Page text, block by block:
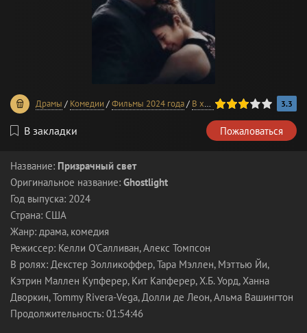
Драмы / Комедии /Фильмы 2024 года/ В хорошем качестве
60 1 2 3 4 5 3.3
В закладки Пожаловаться
Название: Призрачный свет
Оригинальное название: Ghostlight
Год выпуска: 2024
Страна: США
Жанр: драма, комедия
Режиссер: Келли О'Салливан, Алекс Томпсон
В ролях: Декстер Золликоффер, Тара Мэллен, Мэттью Йи,
Кэтрин Маллен Купферер, Кит Капферер, Х.Б. Уорд, Ханна
Дворкин, Tommy Rivera-Vega, Долли де Леон, Альма Вашингтон
Продолжительность: 01:54:46